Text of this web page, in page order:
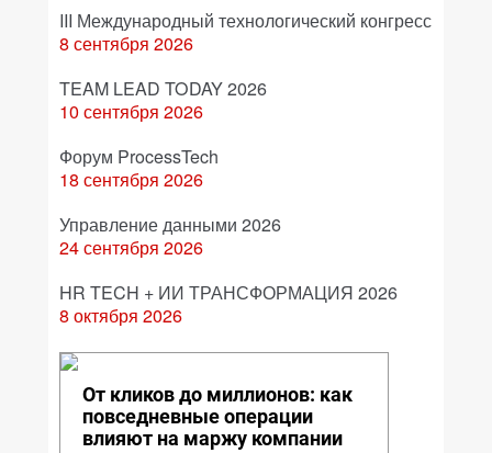
III Международный технологический конгресс
8 сентября 2026
TEAM LEAD TODAY 2026
10 сентября 2026
Форум ProcessTech
18 сентября 2026
Управление данными 2026
24 сентября 2026
HR TECH + ИИ ТРАНСФОРМАЦИЯ 2026
8 октября 2026
От кликов до миллионов: как
повседневные операции
влияют на маржу компании